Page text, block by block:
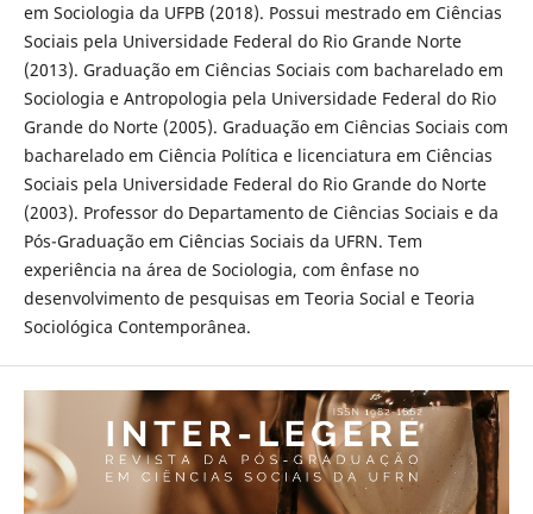
em Sociologia da UFPB (2018). Possui mestrado em Ciências
Sociais pela Universidade Federal do Rio Grande Norte
(2013). Graduação em Ciências Sociais com bacharelado em
Sociologia e Antropologia pela Universidade Federal do Rio
Grande do Norte (2005). Graduação em Ciências Sociais com
bacharelado em Ciência Política e licenciatura em Ciências
Sociais pela Universidade Federal do Rio Grande do Norte
(2003). Professor do Departamento de Ciências Sociais e da
Pós-Graduação em Ciências Sociais da UFRN. Tem
experiência na área de Sociologia, com ênfase no
desenvolvimento de pesquisas em Teoria Social e Teoria
Sociológica Contemporânea.